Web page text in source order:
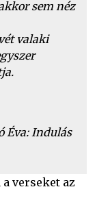
sem néz
valaki
Éva: Indulás
verseket az